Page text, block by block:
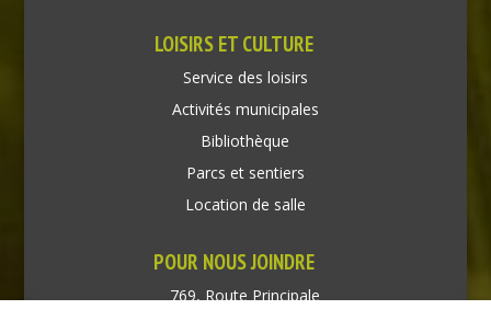
LOISIRS ET CULTURE
Service des loisirs
Activités municipales
Bibliothèque
Parcs et sentiers
Location de salle
POUR NOUS JOINDRE
769, Route Principale